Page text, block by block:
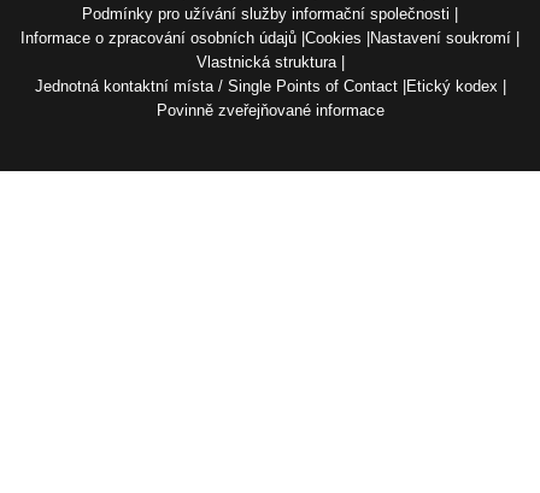
Podmínky pro užívání služby informační společnosti
Informace o zpracování osobních údajů Cookies Nastavení soukromí
Vlastnická struktura
Jednotná kontaktní místa / Single Points of Contact Etický kodex
Povinně zveřejňované informace